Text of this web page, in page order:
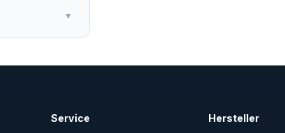
▼
Service Hersteller